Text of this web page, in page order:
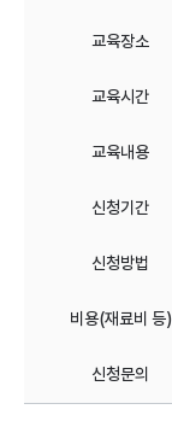
교육장소
교육시간
교육내용
신청기간
신청방법
비용(재료비 등)
신청문의